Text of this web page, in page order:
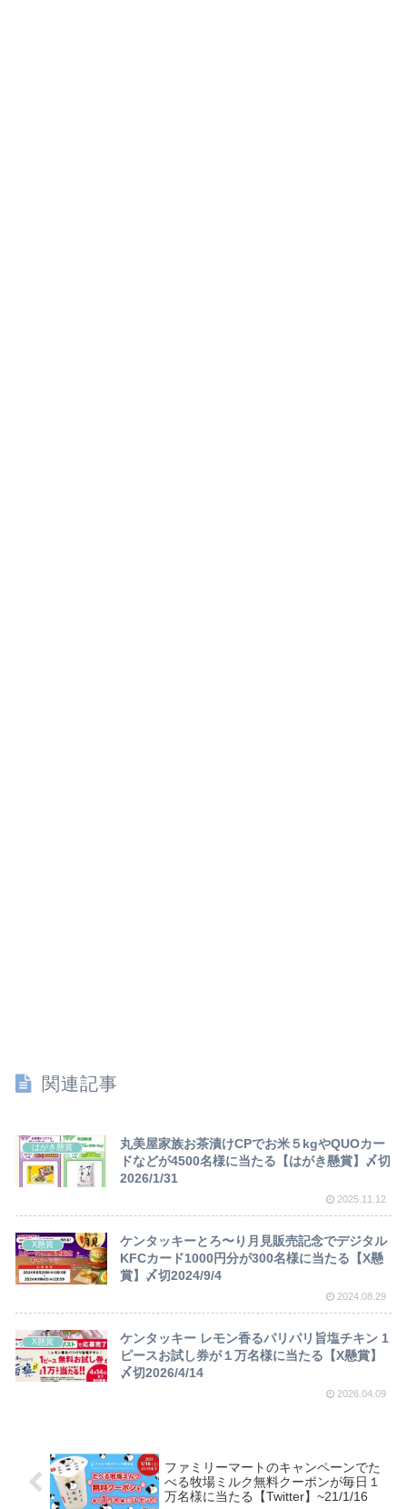
関連記事
はがき懸賞
丸美屋家族お茶漬けCPでお米５kgやQUOカー
ドなどが4500名様に当たる【はがき懸賞】〆切
2026/1/31
2025.11.12
X懸賞
ケンタッキーとろ〜り月見販売記念でデジタル
KFCカード1000円分が300名様に当たる【X懸
賞】〆切2024/9/4
2024.08.29
X懸賞
ケンタッキー レモン香るパリパリ旨塩チキン 1
ピースお試し券が１万名様に当たる【X懸賞】
〆切2026/4/14
2026.04.09
ファミリーマートのキャンペーンでた
べる牧場ミルク無料クーポンが毎日１
万名様に当たる【Twitter】~21/1/16